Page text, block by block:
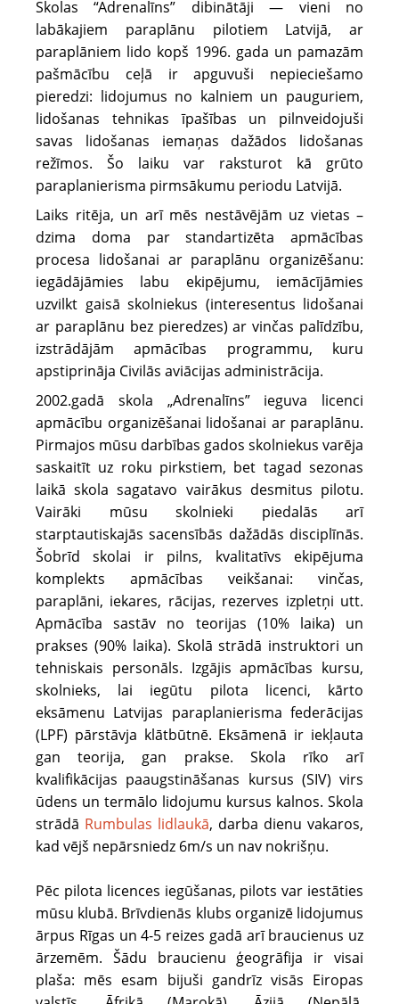
Skolas “Adrenalīns” dibinātāji — vieni no
labākajiem paraplānu pilotiem Latvijā, ar
paraplāniem lido kopš 1996. gada un pamazām
pašmācību ceļā ir apguvuši nepieciešamo
pieredzi: lidojumus no kalniem un pauguriem,
lidošanas tehnikas īpašības un pilnveidojuši
savas lidošanas iemaņas dažādos lidošanas
režīmos. Šo laiku var raksturot kā grūto
paraplanierisma pirmsākumu periodu Latvijā.
Laiks ritēja, un arī mēs nestāvējām uz vietas –
dzima doma par standartizēta apmācības
procesa lidošanai ar paraplānu organizēšanu:
iegādājāmies labu ekipējumu, iemācījāmies
uzvilkt gaisā skolniekus (interesentus lidošanai
ar paraplānu bez pieredzes) ar vinčas palīdzību,
izstrādājām apmācības programmu, kuru
apstiprināja Civilās aviācijas administrācija.
2002.gadā skola „Adrenalīns” ieguva licenci
apmācību organizēšanai lidošanai ar paraplānu.
Pirmajos mūsu darbības gados skolniekus varēja
saskaitīt uz roku pirkstiem, bet tagad sezonas
laikā skola sagatavo vairākus desmitus pilotu.
Vairāki mūsu skolnieki piedalās arī
starptautiskajās sacensībās dažādās disciplīnās.
Šobrīd skolai ir pilns, kvalitatīvs ekipējuma
komplekts apmācības veikšanai: vinčas,
paraplāni, iekares, rācijas, rezerves izpletņi utt.
Apmācība sastāv no teorijas (10% laika) un
prakses (90% laika). Skolā strādā instruktori un
tehniskais personāls. Izgājis apmācības kursu,
skolnieks, lai iegūtu pilota licenci, kārto
eksāmenu Latvijas paraplanierisma federācijas
(LPF) pārstāvja klātbūtnē. Eksāmenā ir iekļauta
gan teorija, gan prakse. Skola rīko arī
kvalifikācijas paaugstināšanas kursus (SIV) virs
ūdens un termālo lidojumu kursus kalnos. Skola
strādā Rumbulas lidlaukā, darba dienu vakaros,
kad vējš nepārsniedz 6m/s un nav nokrišņu.
Pēc pilota licences iegūšanas, pilots var iestāties
mūsu klubā. Brīvdienās klubs organizē lidojumus
ārpus Rīgas un 4-5 reizes gadā arī braucienus uz
ārzemēm. Šādu braucienu ģeogrāfija ir visai
plaša: mēs esam bijuši gandrīz visās Eiropas